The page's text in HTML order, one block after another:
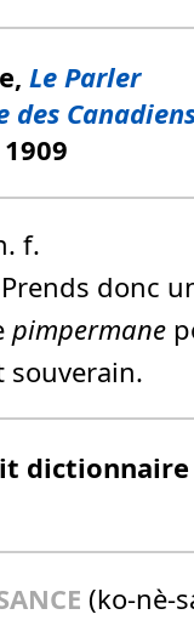
Le Parler
des
f.
Prends donc
pimpermane
souverain.
dictionnaire
(ko-nè-